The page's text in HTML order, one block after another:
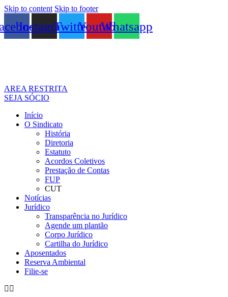
Skip to content Skip to footer
InstagramTwitterYoutubeWhatsapp
AREA RESTRITA
SEJA SÓCIO
Início
O Sindicato
História
Diretoria
Estatuto
Acordos Coletivos
Prestação de Contas
FUP
CUT
Notícias
Jurídico
Transparência no Jurídico
Agende um plantão
Corpo Jurídico
Cartilha do Jurídico
Aposentados
Reserva Ambiental
Filie-se